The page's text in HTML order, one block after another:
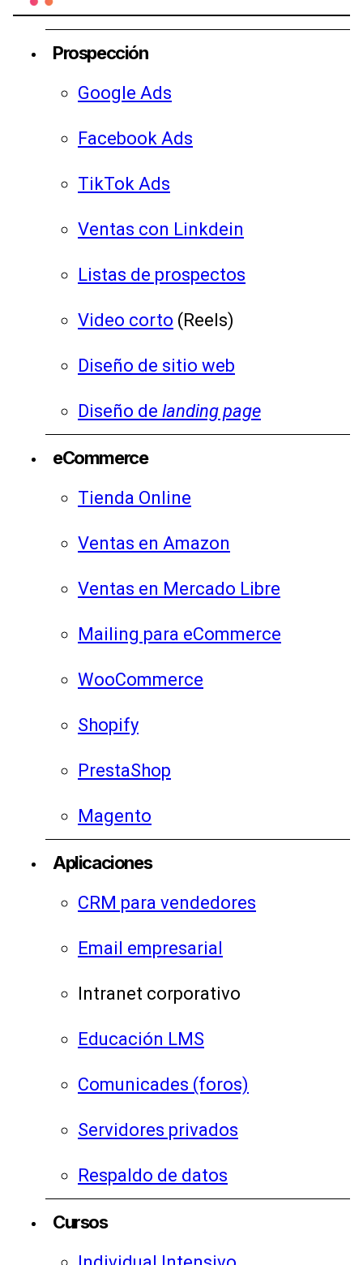
Prospección
Google Ads
Facebook Ads
TikTok Ads
Ventas con Linkdein
Listas de prospectos
Video corto (Reels)
Diseño de sitio web
Diseño de landing page
eCommerce
Tienda Online
Ventas en Amazon
Ventas en Mercado Libre
Mailing para eCommerce
WooCommerce
Shopify
PrestaShop
Magento
Aplicaciones
CRM para vendedores
Email empresarial
Intranet corporativo
Educación LMS
Comunicades (foros)
Servidores privados
Respaldo de datos
Cursos